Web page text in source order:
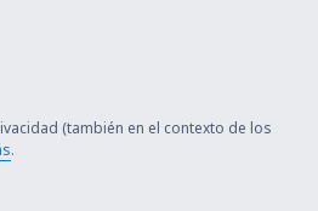
(también en el contexto de los
.